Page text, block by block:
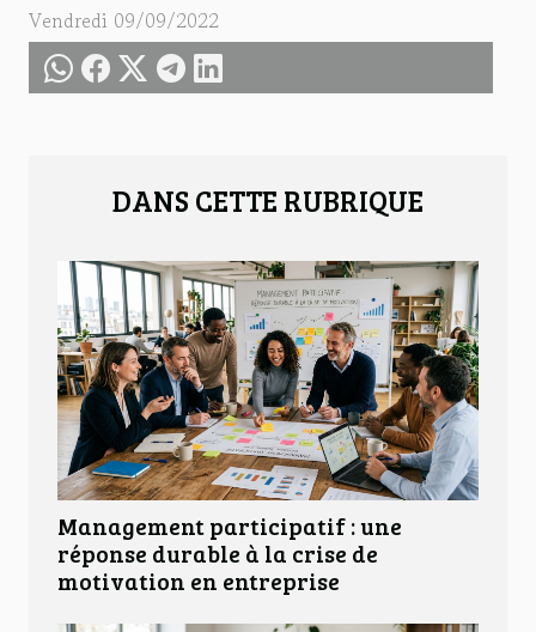
Vendredi 09/09/2022
DANS CETTE RUBRIQUE
Management participatif : une
réponse durable à la crise de
motivation en entreprise